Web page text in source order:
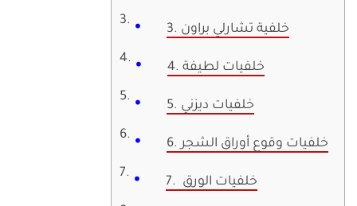
3. خلفية تشارلي براون
4. خلفيات لطيفة
5. خلفيات ديزني
6. خلفيات وقوع أوراق الشجر
7. خلفيات الورق